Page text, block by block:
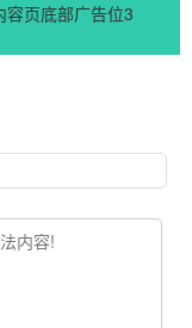
页底部广告位3